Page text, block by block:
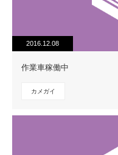
2016.12.08
作業車稼働中
カメガイ